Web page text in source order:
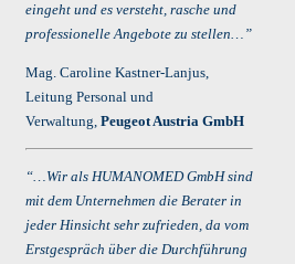
eingeht und es versteht, rasche und
professionelle Angebote zu stellen…”
Mag. Caroline Kastner-Lanjus,
Leitung Personal und
Verwaltung, Peugeot Austria GmbH
“…Wir als HUMANOMED GmbH sind
mit dem Unternehmen die Berater in
jeder Hinsicht sehr zufrieden, da vom
Erstgespräch über die Durchführung